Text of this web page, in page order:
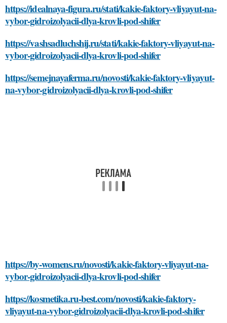
https://idealnaya-figura.ru/stati/kakie-faktory-vliyayut-na-
vybor-gidroizolyacii-dlya-krovli-pod-shifer
https://vashsadluchshij.ru/stati/kakie-faktory-vliyayut-na-
vybor-gidroizolyacii-dlya-krovli-pod-shifer
https://semejnayaferma.ru/novosti/kakie-faktory-vliyayut-
na-vybor-gidroizolyacii-dlya-krovli-pod-shifer
https://by-womens.ru/novosti/kakie-faktory-vliyayut-na-
vybor-gidroizolyacii-dlya-krovli-pod-shifer
https://kosmetika.ru-best.com/novosti/kakie-faktory-
vliyayut-na-vybor-gidroizolyacii-dlya-krovli-pod-shifer